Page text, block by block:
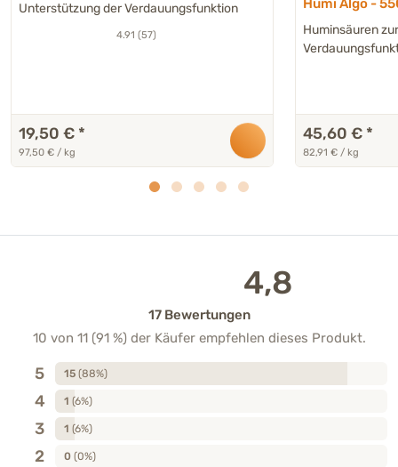
Unterstützung der Verdauungsfunktion
4.91 (57)
19,50 € *
97,50 € / kg
Humi Algo -
Huminsäuren
45,60 € *
82,91 € / kg
4,8
17 Bewertungen
10 von 11 (91 %) der Käufer empfehlen dieses Produkt.
5 15 (88%)
4 1 (6%)
3 1 (6%)
2 0 (0%)